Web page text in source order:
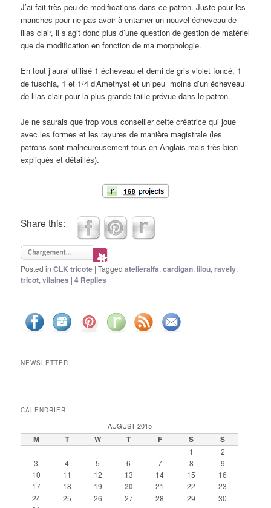
J’ai fait très peu de modifications dans ce patron. Juste pour les
manches pour ne pas avoir à entamer un nouvel écheveau de
lilas clair, il s’agit donc plus d’une question de gestion de matériel
que de modification en fonction de ma morphologie.
En tout j’aurai utilisé 1 écheveau et demi de gris violet foncé, 1
de fuschia, 1 et 1/4 d’Amethyst et un peu moins d’un écheveau
de lilas clair pour la plus grande taille prévue dans le patron.
Je ne saurais que trop vous conseiller cette créatrice qui joue
avec les formes et les rayures de manière magistrale (les
patrons sont malheureusement tous en Anglais mais très bien
expliqués et détaillés).
Share this:
Posted in CLK tricote |Tagged atelieralfa,cardigan,lilou,ravely,
tricot,vilaines |4 Replies
NEWSLETTER
CALENDRIER
AUGUST 2015
M T W T F S S
1
2
3
4 5 6 7 8
9
10
11 12 13 14 15
16
17
18 19 20 21 22
23
24
25 26 27 28 29
30